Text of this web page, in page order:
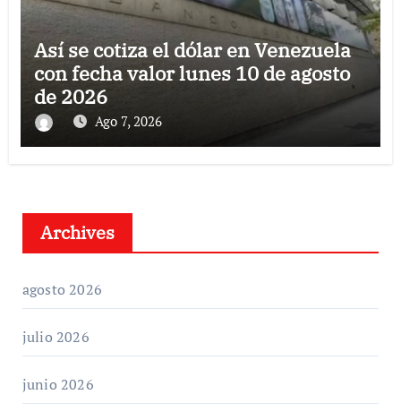
Así se cotiza el dólar en Venezuela
con fecha valor lunes 10 de agosto
de 2026
Ago 7, 2026
Archives
agosto 2026
julio 2026
junio 2026